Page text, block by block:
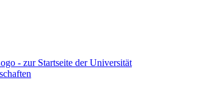
- zur Startseite der Universität